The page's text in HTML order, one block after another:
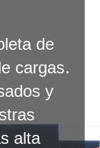
de
cargas.
y
alta